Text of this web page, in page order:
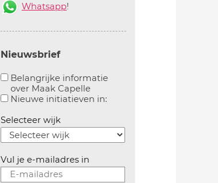
Whatsapp!
Nieuwsbrief
Belangrijke informatie
over Maak Capelle
Aanvinken om belangrijke informatie over
Nieuwe initiatieven in:Aanvinken om
Selecteer wijk
Vul je e-mailadres in